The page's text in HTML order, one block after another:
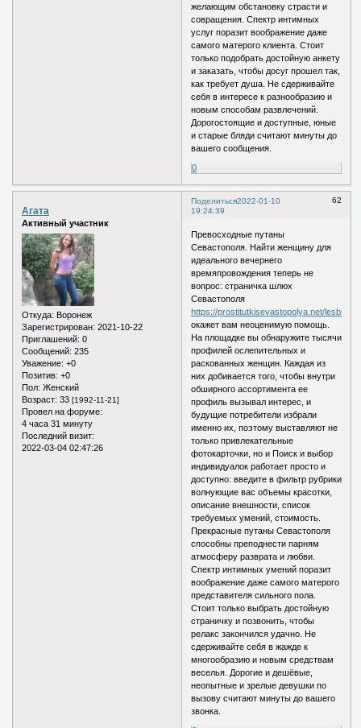
желающим обстановку страсти и
совращения. Спектр интимных
услуг поразит воображение даже
самого матерого клиента. Стоит
только подобрать достойную анкету
и заказать, чтобы досуг прошел так,
как требует душа. Не сдерживайте
себя в интересе к разнообразию и
новым способам развлечений.
Дорогостоящие и доступные, юные
и старые бляди считают минуты до
вашего сообщения.
0
Поделиться 62
2022-01-10
19:24:39
Агата
Активный участник
Откуда: Воронеж
Зарегистрирован: 2021-10-22
Приглашений: 0
Сообщений: 235
Уважение: +0
Позитив: +0
Пол: Женский
Возраст: 33 [1992-11-21]
Провел на форуме:
4 часа 31 минуту
Последний визит:
2022-03-04 02:47:26
Превосходные путаны
Севастополя. Найти женщину для
идеального вечернего
времяпровождения теперь не
вопрос: страничка шлюх
Севастополя
https://prostitutkisevastopolya.net/lesbi/
окажет вам неоценимую помощь.
На площадке вы обнаружите тысячи
профилей ослепительных и
раскованных женщин. Каждая из
них добивается того, чтобы внутри
обширного ассортимента ее
профиль вызывал интерес, и
будущие потребители избрали
именно их, поэтому выставляют не
только привлекательные
фотокарточки, но и Поиск и выбор
индивидуалок работает просто и
доступно: введите в фильтр рубрики
волнующие вас объемы красотки,
описание внешности, список
требуемых умений, стоимость.
Прекрасные путаны Севастополя
способны преподнести парням
атмосферу разврата и любви.
Спектр интимных умений поразит
воображение даже самого матерого
представителя сильного пола.
Стоит только выбрать достойную
страничку и позвонить, чтобы
релакс закончился удачно. Не
сдерживайте себя в жажде к
многообразию и новым средствам
веселья. Дорогие и дешёвые,
неопытные и зрелые девушки по
вызову считают минуты до вашего
звонка.